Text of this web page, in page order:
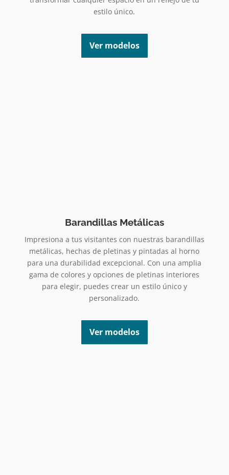
estilo único.
Ver modelos
Barandillas Metálicas
Impresiona a tus visitantes con nuestras barandillas
metálicas, hechas de pletinas y pintadas al horno
para una durabilidad excepcional. Con una amplia
gama de colores y opciones de pletinas interiores
para elegir, puedes crear un estilo único y
personalizado.
Ver modelos